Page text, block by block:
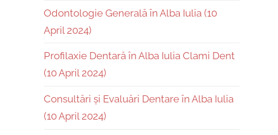
Odontologie Generală în Alba Iulia (10
April 2024)
Profilaxie Dentară în Alba Iulia Clami Dent
(10 April 2024)
Consultări și Evaluări Dentare în Alba Iulia
(10 April 2024)